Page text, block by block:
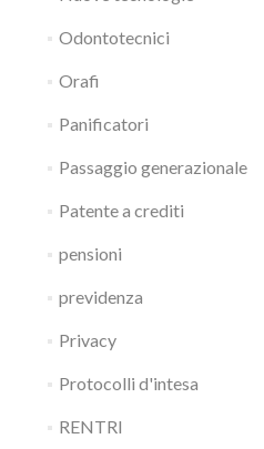
Odontotecnici
Orafi
Panificatori
Passaggio generazionale
Patente a crediti
pensioni
previdenza
Privacy
Protocolli d'intesa
RENTRI